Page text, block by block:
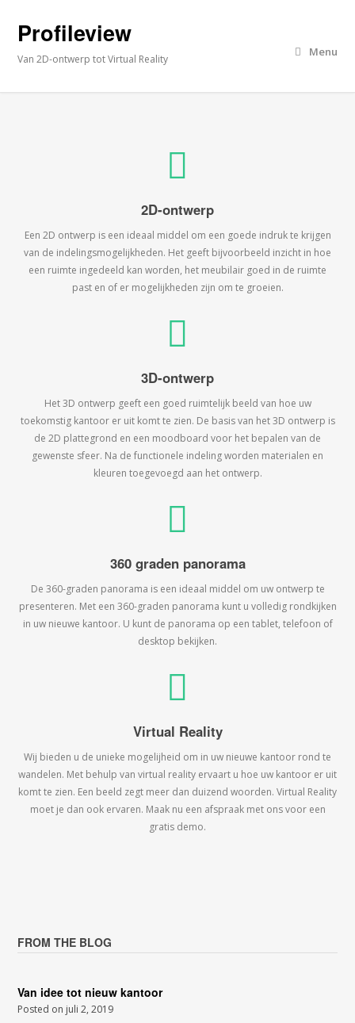
Profileview
Van 2D-ontwerp tot Virtual Reality
Menu
2D-ontwerp
Een 2D ontwerp is een ideaal middel om een goede indruk te krijgen
van de indelingsmogelijkheden. Het geeft bijvoorbeeld inzicht in hoe
een ruimte ingedeeld kan worden, het meubilair goed in de ruimte
past en of er mogelijkheden zijn om te groeien.
3D-ontwerp
Het 3D ontwerp geeft een goed ruimtelijk beeld van hoe uw
toekomstig kantoor er uit komt te zien. De basis van het 3D ontwerp is
de 2D plattegrond en een moodboard voor het bepalen van de
gewenste sfeer. Na de functionele indeling worden materialen en
kleuren toegevoegd aan het ontwerp.
360 graden panorama
De 360-graden panorama is een ideaal middel om uw ontwerp te
presenteren. Met een 360-graden panorama kunt u volledig rondkijken
in uw nieuwe kantoor. U kunt de panorama op een tablet, telefoon of
desktop bekijken.
Virtual Reality
Wij bieden u de unieke mogelijheid om in uw nieuwe kantoor rond te
wandelen. Met behulp van virtual reality ervaart u hoe uw kantoor er uit
komt te zien. Een beeld zegt meer dan duizend woorden. Virtual Reality
moet je dan ook ervaren. Maak nu een afspraak met ons voor een
gratis demo.
FROM THE BLOG
Van idee tot nieuw kantoor
Posted on juli 2, 2019